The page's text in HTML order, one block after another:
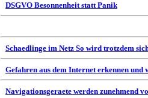
DSGVO Besonnenheit statt Panik
Schaedlinge im Netz So wird trotzdem
Gefahren aus dem Internet erkennen und
Navigationsgeraete werden zunehmend